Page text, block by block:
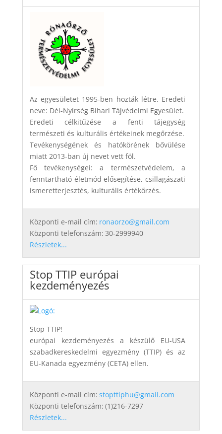
Az egyesületet 1995-ben hozták létre. Eredeti
neve: Dél-Nyírség Bihari Tájvédelmi Egyesület.
Eredeti célkitűzése a fenti tájegység
természeti és kulturális értékeinek megőrzése.
Tevékenységének és hatókörének bővülése
miatt 2013-ban új nevet vett föl.
Fő tevékenységei: a természetvédelem, a
fenntartható életmód elősegítése, csillagászati
ismeretterjesztés, kulturális értékőrzés.
Központi e-mail cím: ronaorzo@gmail.com
Központi telefonszám: 30-2999940
Részletek...
Stop TTIP európai
kezdeményezés
Stop TTIP!
európai kezdeményezés a készülő EU-USA
szabadkereskedelmi egyezmény (TTIP) és az
EU-Kanada egyezmény (CETA) ellen.
Központi e-mail cím: stopttiphu@gmail.com
Központi telefonszám: (1)216-7297
Részletek...